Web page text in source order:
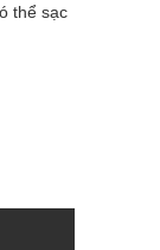
thể sạc